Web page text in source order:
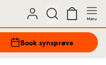
Menu
Book synsprøve